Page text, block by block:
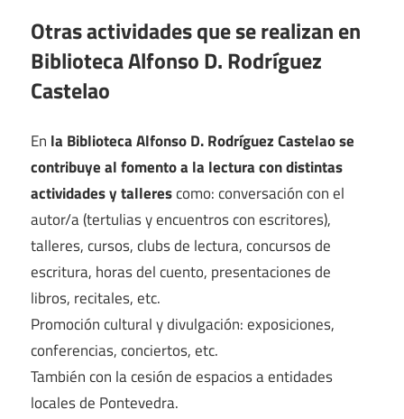
Otras actividades que se realizan en
Biblioteca Alfonso D. Rodríguez
Castelao
En la Biblioteca Alfonso D. Rodríguez Castelao se
contribuye al fomento a la lectura con distintas
actividades y tallerescomo: conversación con el
autor/a (tertulias y encuentros con escritores),
talleres, cursos, clubs de lectura, concursos de
escritura, horas del cuento, presentaciones de
libros, recitales, etc.
Promoción cultural y divulgación: exposiciones,
conferencias, conciertos, etc.
También con la cesión de espacios a entidades
locales de Pontevedra.